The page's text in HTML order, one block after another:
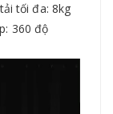
tối đa: 8kg
360 độ